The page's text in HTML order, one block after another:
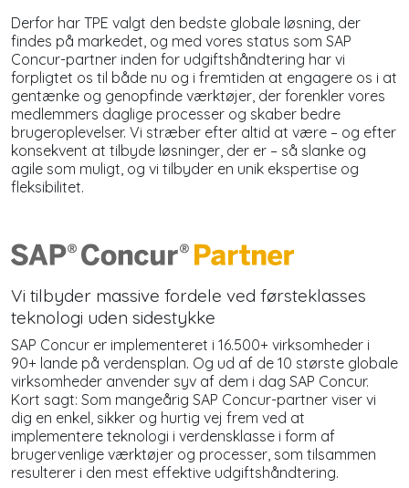
Derfor har TPE valgt den bedste globale løsning, der
findes på markedet, og med vores status som SAP
Concur-partner inden for udgiftshåndtering har vi
forpligtet os til både nu og i fremtiden at engagere os i at
gentænke og genopfinde værktøjer, der forenkler vores
medlemmers daglige processer og skaber bedre
brugeroplevelser. Vi stræber efter altid at være – og efter
konsekvent at tilbyde løsninger, der er – så slanke og
agile som muligt, og vi tilbyder en unik ekspertise og
fleksibilitet.
Vi tilbyder massive fordele ved førsteklasses
teknologi uden sidestykke
SAP Concur er implementeret i 16.500+ virksomheder i
90+ lande på verdensplan. Og ud af de 10 største globale
virksomheder anvender syv af dem i dag SAP Concur.
Kort sagt: Som mangeårig SAP Concur-partner viser vi
dig en enkel, sikker og hurtig vej frem ved at
implementere teknologi i verdensklasse i form af
brugervenlige værktøjer og processer, som tilsammen
resulterer i den mest effektive udgiftshåndtering.